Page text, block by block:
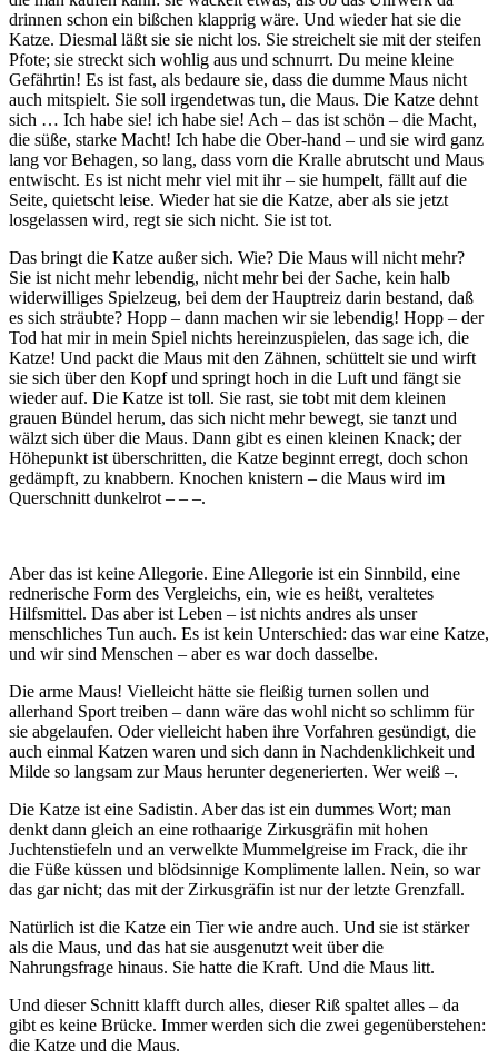
drinnen schon ein bißchen klapprig wäre. Und wieder hat sie die
Katze. Diesmal läßt sie sie nicht los. Sie streichelt sie mit der steifen
Pfote; sie streckt sich wohlig aus und schnurrt. Du meine kleine
Gefährtin! Es ist fast, als bedaure sie, dass die dumme Maus nicht
auch mitspielt. Sie soll irgendetwas tun, die Maus. Die Katze dehnt
sich … Ich habe sie! ich habe sie! Ach – das ist schön – die Macht,
die süße, starke Macht! Ich habe die Ober-hand – und sie wird ganz
lang vor Behagen, so lang, dass vorn die Kralle abrutscht und Maus
entwischt. Es ist nicht mehr viel mit ihr – sie humpelt, fällt auf die
Seite, quietscht leise. Wieder hat sie die Katze, aber als sie jetzt
losgelassen wird, regt sie sich nicht. Sie ist tot.
Das bringt die Katze außer sich. Wie? Die Maus will nicht mehr?
Sie ist nicht mehr lebendig, nicht mehr bei der Sache, kein halb
widerwilliges Spielzeug, bei dem der Hauptreiz darin bestand, daß
es sich sträubte? Hopp – dann machen wir sie lebendig! Hopp – der
Tod hat mir in mein Spiel nichts hereinzuspielen, das sage ich, die
Katze! Und packt die Maus mit den Zähnen, schüttelt sie und wirft
sie sich über den Kopf und springt hoch in die Luft und fängt sie
wieder auf. Die Katze ist toll. Sie rast, sie tobt mit dem kleinen
grauen Bündel herum, das sich nicht mehr bewegt, sie tanzt und
wälzt sich über die Maus. Dann gibt es einen kleinen Knack; der
Höhepunkt ist überschritten, die Katze beginnt erregt, doch schon
gedämpft, zu knabbern. Knochen knistern – die Maus wird im
Querschnitt dunkelrot – – –.
Aber das ist keine Allegorie. Eine Allegorie ist ein Sinnbild, eine
rednerische Form des Vergleichs, ein, wie es heißt, veraltetes
Hilfsmittel. Das aber ist Leben – ist nichts andres als unser
menschliches Tun auch. Es ist kein Unterschied: das war eine Katze,
und wir sind Menschen – aber es war doch dasselbe.
Die arme Maus! Vielleicht hätte sie fleißig turnen sollen und
allerhand Sport treiben – dann wäre das wohl nicht so schlimm für
sie abgelaufen. Oder vielleicht haben ihre Vorfahren gesündigt, die
auch einmal Katzen waren und sich dann in Nachdenklichkeit und
Milde so langsam zur Maus herunter degenerierten. Wer weiß –.
Die Katze ist eine Sadistin. Aber das ist ein dummes Wort; man
denkt dann gleich an eine rothaarige Zirkusgräfin mit hohen
Juchtenstiefeln und an verwelkte Mummelgreise im Frack, die ihr
die Füße küssen und blödsinnige Komplimente lallen. Nein, so war
das gar nicht; das mit der Zirkusgräfin ist nur der letzte Grenzfall.
Natürlich ist die Katze ein Tier wie andre auch. Und sie ist stärker
als die Maus, und das hat sie ausgenutzt weit über die
Nahrungsfrage hinaus. Sie hatte die Kraft. Und die Maus litt.
Und dieser Schnitt klafft durch alles, dieser Riß spaltet alles – da
gibt es keine Brücke. Immer werden sich die zwei gegenüberstehen:
die Katze und die Maus.